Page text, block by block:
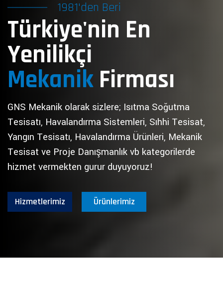
1981'den Beri
Türkiye'nin En
Yenilikçi
Mekanik Firması
GNS Mekanik olarak sizlere; Isıtma Soğutma
Tesisatı, Havalandırma Sistemleri, Sıhhi Tesisat,
Yangın Tesisatı, Havalandırma Ürünleri, Mekanik
Tesisat ve Proje Danışmanlık vb kategorilerde
hizmet vermekten gurur duyuyoruz!
Hizmetlerimiz Ürünlerimiz